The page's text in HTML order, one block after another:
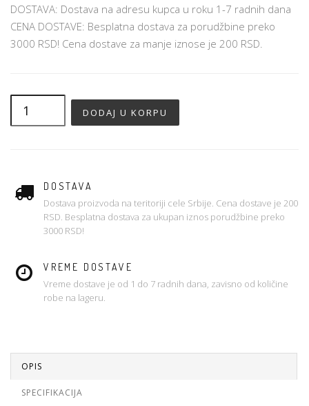
DOSTAVA: Dostava na adresu kupca u roku 1-7 radnih dana
CENA DOSTAVE: Besplatna dostava za porudžbine preko
3000 RSD! Cena dostave za manje iznose je 200 RSD.
DOSTAVA
Dostava proizvoda na teritoriji cele Srbije. Cena dostave je 200
RSD. Besplatna dostava za ukupan iznos porudžbine preko
3000 RSD!
VREME DOSTAVE
Vreme dostave je od 1 do 7 radnih dana, zavisno od količine
robe na lageru.
OPIS
SPECIFIKACIJA